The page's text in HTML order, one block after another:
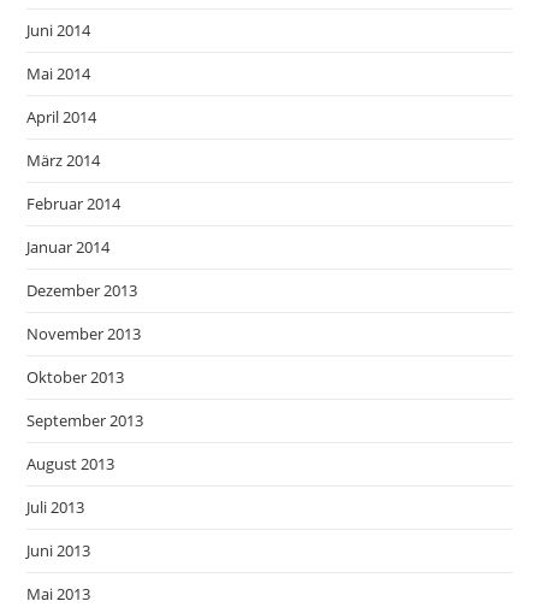
Juni 2014
Mai 2014
April 2014
März 2014
Februar 2014
Januar 2014
Dezember 2013
November 2013
Oktober 2013
September 2013
August 2013
Juli 2013
Juni 2013
Mai 2013